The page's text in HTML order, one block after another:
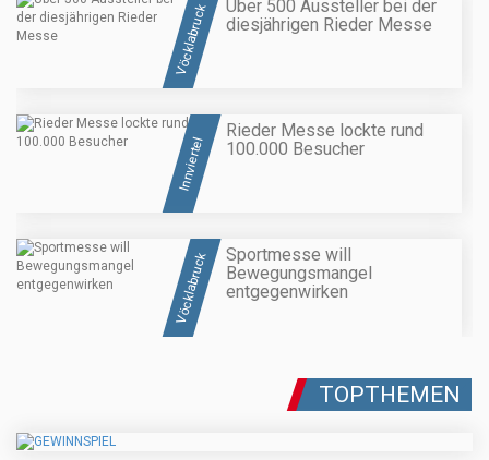
Vöcklabruck
Über 500 Aussteller bei der
diesjährigen Rieder Messe
Innviertel
Rieder Messe lockte rund
100.000 Besucher
Vöcklabruck
Sportmesse will
Bewegungsmangel
entgegenwirken
TOPTHEMEN